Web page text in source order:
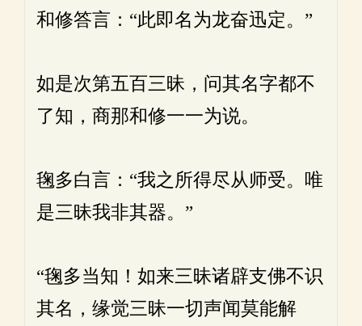
和修答言：“此即名为龙奋迅定。”
如是次第五百三昧，问其名字都不
了知，商那和修一一为说。
毱多白言：“我之所得尽从师受。唯
是三昧我非其器。”
“毱多当知！如来三昧诸辟支佛不识
其名，缘觉三昧一切声闻莫能解